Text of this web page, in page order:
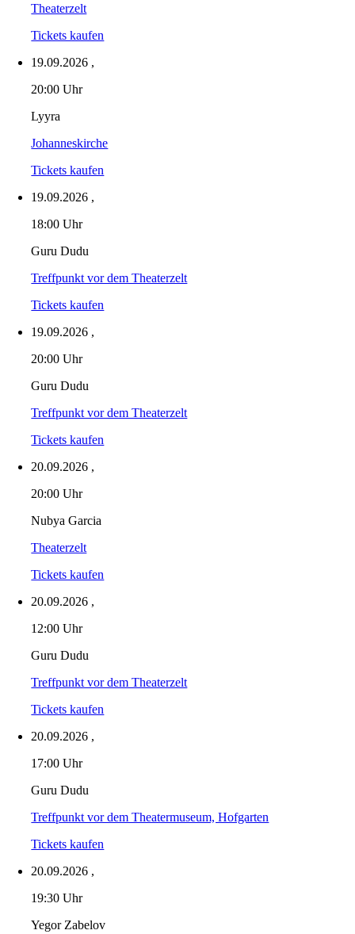
Theaterzelt
Tickets kaufen
19.09.2026 ,
20:00 Uhr
Lyyra
Johanneskirche
Tickets kaufen
19.09.2026 ,
18:00 Uhr
Guru Dudu
Treffpunkt vor dem Theaterzelt
Tickets kaufen
19.09.2026 ,
20:00 Uhr
Guru Dudu
Treffpunkt vor dem Theaterzelt
Tickets kaufen
20.09.2026 ,
20:00 Uhr
Nubya Garcia
Theaterzelt
Tickets kaufen
20.09.2026 ,
12:00 Uhr
Guru Dudu
Treffpunkt vor dem Theaterzelt
Tickets kaufen
20.09.2026 ,
17:00 Uhr
Guru Dudu
Treffpunkt vor dem Theatermuseum, Hofgarten
Tickets kaufen
20.09.2026 ,
19:30 Uhr
Yegor Zabelov